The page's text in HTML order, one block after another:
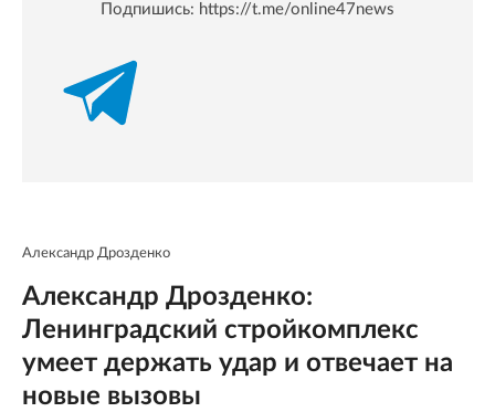
Подпишись: https://t.me/online47news
Александр Дрозденко
Александр Дрозденко:
Ленинградский стройкомплекс
умеет держать удар и отвечает на
новые вызовы